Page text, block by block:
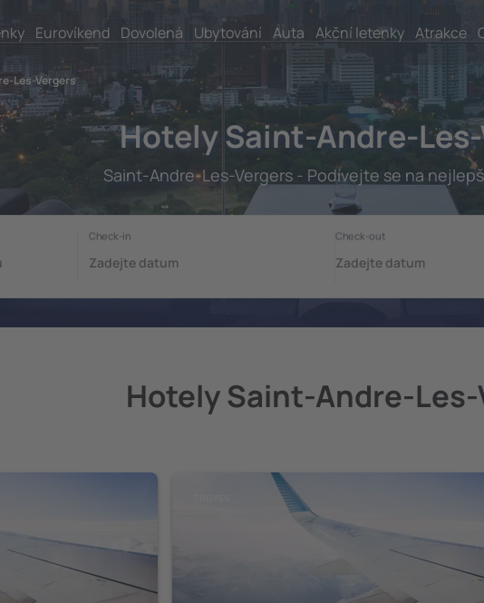
Eurovíkend Dovolená Ubytování Auta Akční letenky Atrakce
Les-Vergers
Hotely Saint-Andre-
Saint-Andre-Les-Vergers - Podívejte se na
Hotely Saint-Andre-Les-